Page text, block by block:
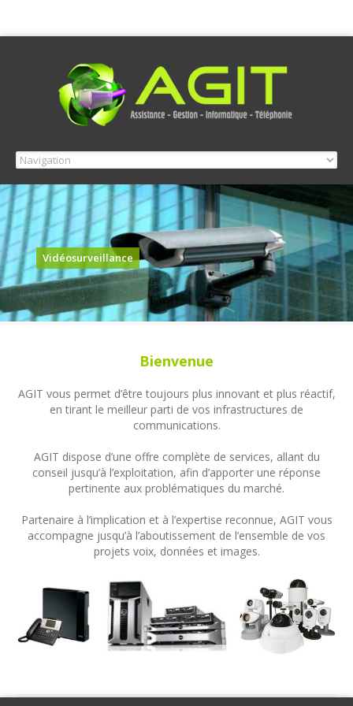
Vidéosurveillance
Bienvenue
AGIT vous permet d’être toujours plus innovant et plus réactif,
en tirant le meilleur parti de vos infrastructures de
communications.
AGIT dispose d’une offre complète de services, allant du
conseil jusqu’à l’exploitation, afin d’apporter une réponse
pertinente aux problématiques du marché.
Partenaire à l’implication et à l’expertise reconnue, AGIT vous
accompagne jusqu’à l’aboutissement de l’ensemble de vos
projets voix, données et images.